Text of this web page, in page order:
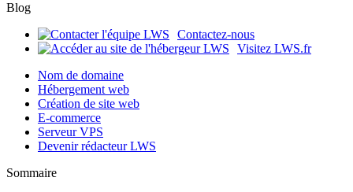
Blog
Contactez-nous
Visitez LWS.fr
Nom de domaine
Hébergement web
Création de site web
E-commerce
Serveur VPS
Devenir rédacteur LWS
Sommaire